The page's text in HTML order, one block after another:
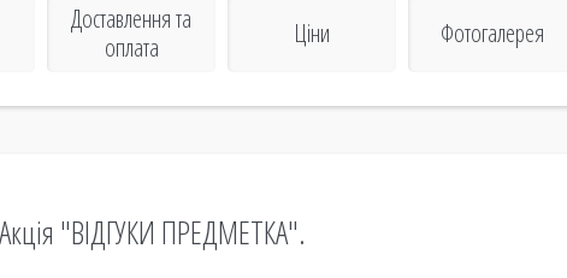
Доставлення та
оплата
Ціни Фотогалерея
Акція "ВІДГУКИ ПРЕДМЕТКА".